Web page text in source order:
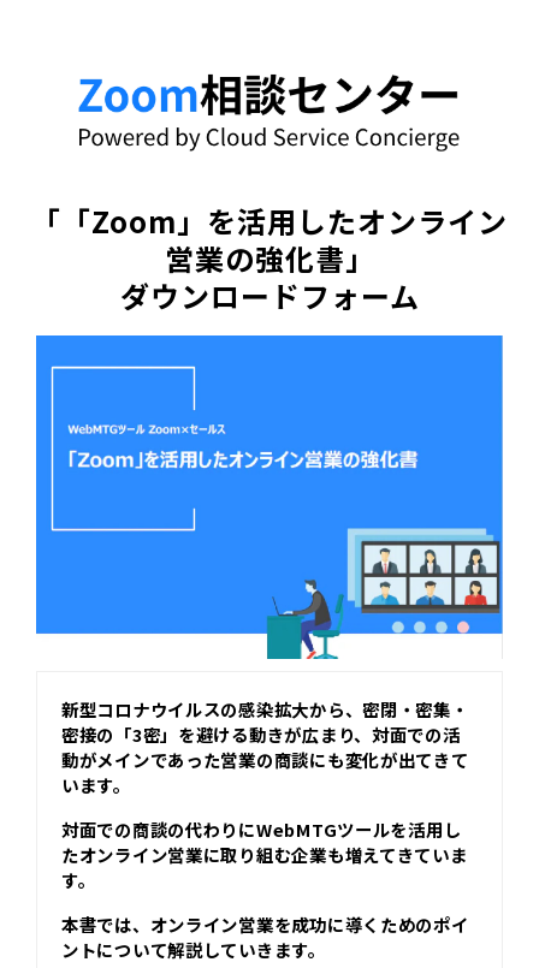
「「Zoom」を活用したオンライン
営業の強化書」
ダウンロードフォーム
新型コロナウイルスの感染拡大から、密閉・密集・
密接の「3密」を避ける動きが広まり、対面での活
動がメインであった営業の商談にも変化が出てきて
います。
対面での商談の代わりにWebMTGツールを活用し
たオンライン営業に取り組む企業も増えてきていま
す。
本書では、オンライン営業を成功に導くためのポイ
ントについて解説していきます。